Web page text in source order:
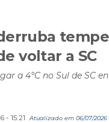
voltar a SC
a 4°C no Sul de SC
15:21
Atualizado em 06/07/2026 -